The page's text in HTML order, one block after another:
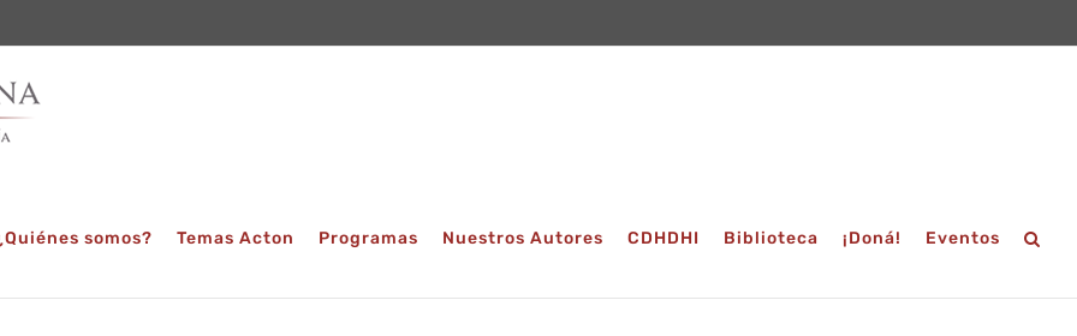
somos? Temas Acton Programas Nuestros Autores CDHDHI Biblioteca ¡Doná! Eventos